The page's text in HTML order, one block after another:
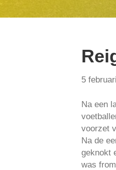
5
Na een
voorzet
Na de
geknokt
was